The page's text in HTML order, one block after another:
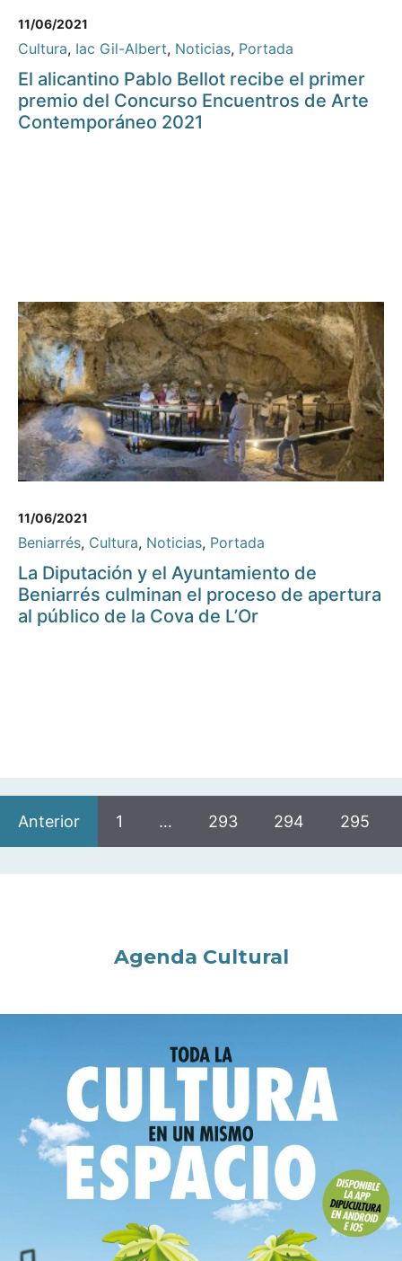
11/06/2021
Cultura, Iac Gil-Albert, Noticias, Portada
El alicantino Pablo Bellot recibe el primer
premio del Concurso Encuentros de Arte
Contemporáneo 2021
11/06/2021
Beniarrés, Cultura, Noticias, Portada
La Diputación y el Ayuntamiento de
Beniarrés culminan el proceso de apertura
al público de la Cova de L’Or
Anterior 1 … 293 294 295
Agenda Cultural